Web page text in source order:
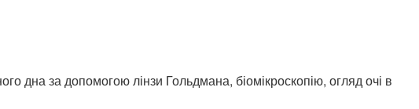
дна за допомогою лінзи Гольдмана, біомікроскопію, огляд очі в